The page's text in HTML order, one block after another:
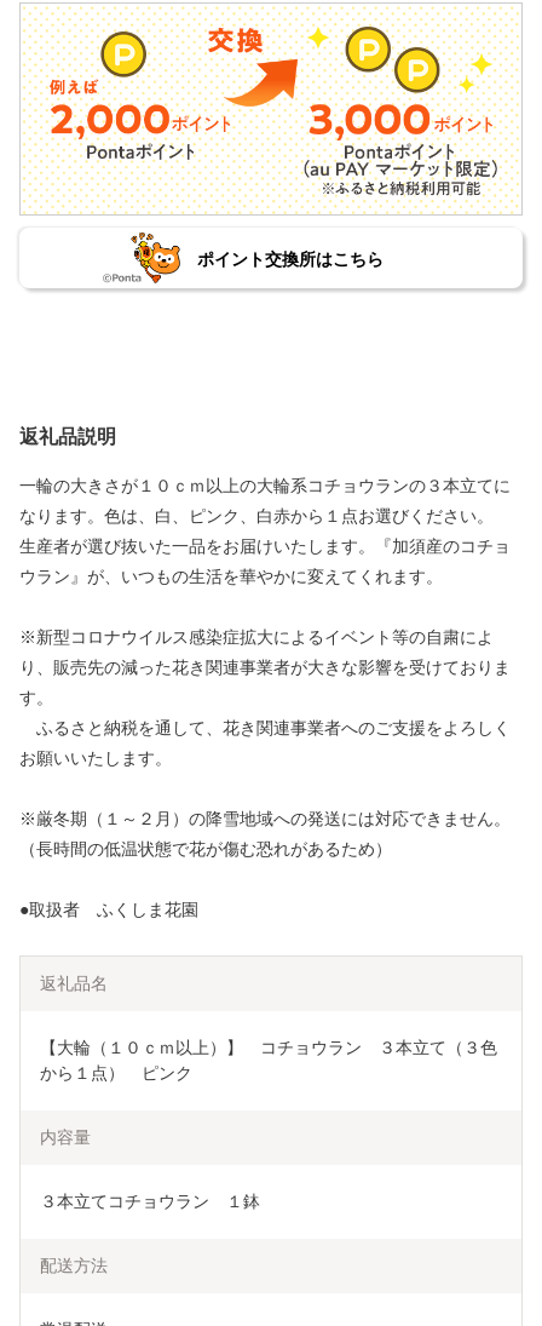
ポイント交換所はこちら
返礼品説明
一輪の大きさが１０ｃｍ以上の大輪系コチョウランの３本立てに
なります。色は、白、ピンク、白赤から１点お選びください。
生産者が選び抜いた一品をお届けいたします。『加須産のコチョ
ウラン』が、いつもの生活を華やかに変えてくれます。
※新型コロナウイルス感染症拡大によるイベント等の自粛によ
り、販売先の減った花き関連事業者が大きな影響を受けておりま
す。
ふるさと納税を通して、花き関連事業者へのご支援をよろしく
お願いいたします。
※厳冬期（１～２月）の降雪地域への発送には対応できません。
（長時間の低温状態で花が傷む恐れがあるため）
●取扱者 ふくしま花園
返礼品名
【大輪（１０ｃｍ以上）】　コチョウラン　３本立て（３色
から１点）　ピンク
内容量
３本立てコチョウラン　１鉢
配送方法